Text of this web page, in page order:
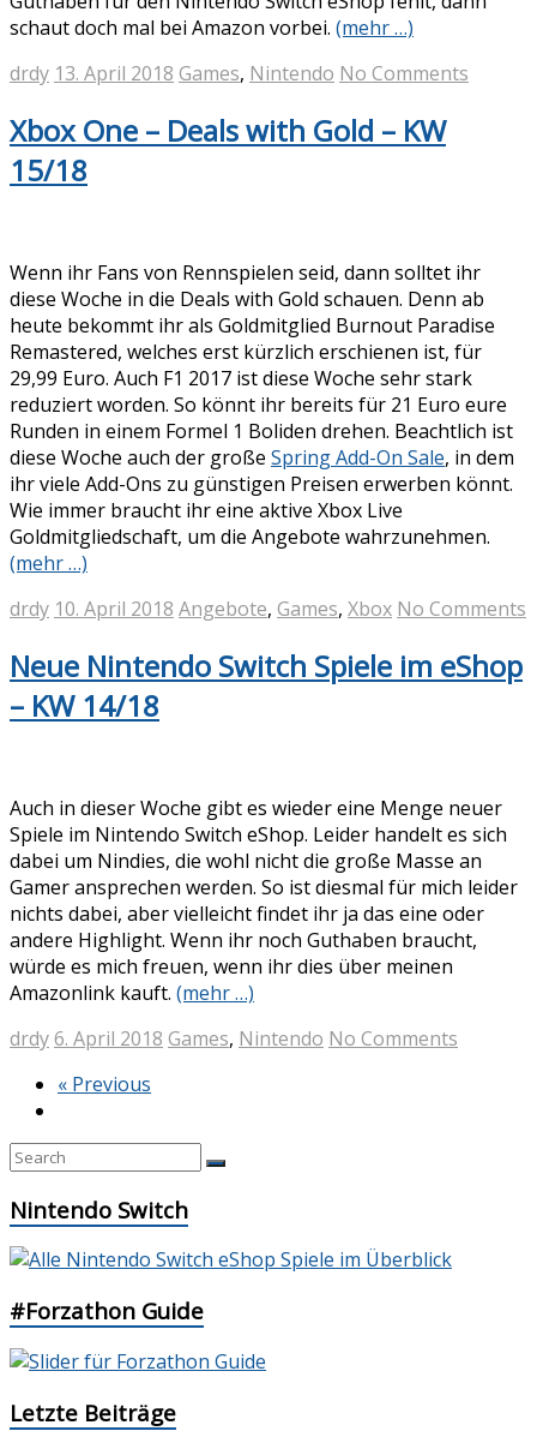
schaut doch mal bei Amazon vorbei. (mehr …)
drdy 13. April 2018 Games, Nintendo No Comments
Xbox One – Deals with Gold – KW
15/18
Wenn ihr Fans von Rennspielen seid, dann solltet ihr
diese Woche in die Deals with Gold schauen. Denn ab
heute bekommt ihr als Goldmitglied Burnout Paradise
Remastered, welches erst kürzlich erschienen ist, für
29,99 Euro. Auch F1 2017 ist diese Woche sehr stark
reduziert worden. So könnt ihr bereits für 21 Euro eure
Runden in einem Formel 1 Boliden drehen. Beachtlich ist
diese Woche auch der große Spring Add-On Sale, in dem
ihr viele Add-Ons zu günstigen Preisen erwerben könnt.
Wie immer braucht ihr eine aktive Xbox Live
Goldmitgliedschaft, um die Angebote wahrzunehmen.
(mehr …)
drdy 10. April 2018 Angebote, Games, Xbox No Comments
Neue Nintendo Switch Spiele im eShop
– KW 14/18
Auch in dieser Woche gibt es wieder eine Menge neuer
Spiele im Nintendo Switch eShop. Leider handelt es sich
dabei um Nindies, die wohl nicht die große Masse an
Gamer ansprechen werden. So ist diesmal für mich leider
nichts dabei, aber vielleicht findet ihr ja das eine oder
andere Highlight. Wenn ihr noch Guthaben braucht,
würde es mich freuen, wenn ihr dies über meinen
Amazonlink kauft. (mehr …)
drdy6. April 2018 Games, Nintendo No Comments
« Previous
Nintendo Switch
#Forzathon Guide
Letzte Beiträge